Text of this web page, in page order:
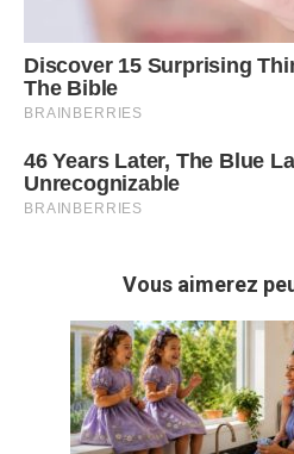
Vous aimerez